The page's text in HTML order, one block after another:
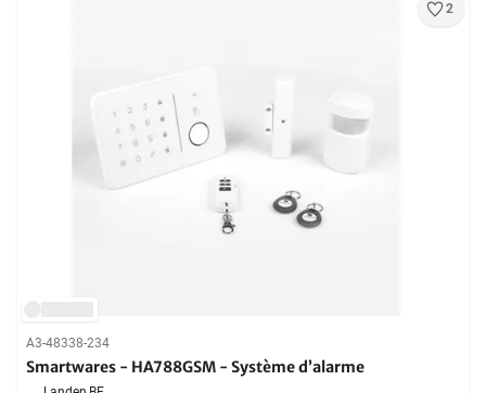
2
A3-48338-234
Smartwares - HA788GSM - Système d’alarme